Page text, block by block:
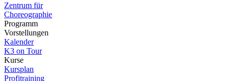
Zentrum für
Choreographie
Programm
Vorstellungen
Kalender
K3 on Tour
Kurse
Kursplan
Profitraining